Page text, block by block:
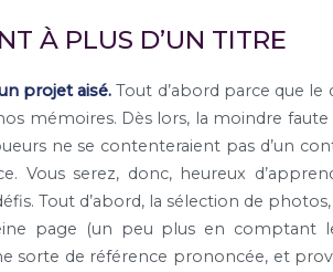
À PLUS D’UN TITRE
projet aisé. Tout d’abord parce que le
mémoires. Dès lors, la moindre
ne se contenteraient pas d’un
Vous serez, donc, heureux
Tout d’abord, la sélection de
page (un peu plus en comptant
sorte de référence prononcée, et